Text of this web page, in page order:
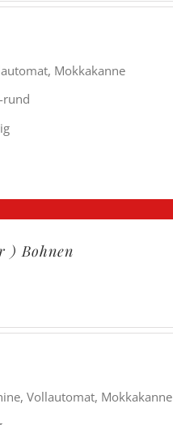
Mokkakanne
rund
) Bohnen
Vollautomat, Mokkakanne